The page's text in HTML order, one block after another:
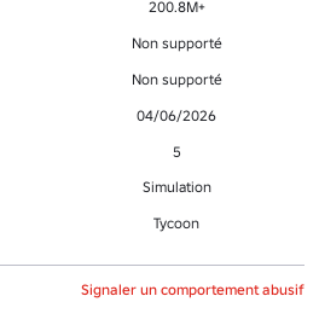
200.8M+
Non supporté
Non supporté
04/06/2026
5
Simulation
Tycoon
Signaler un comportement abusif